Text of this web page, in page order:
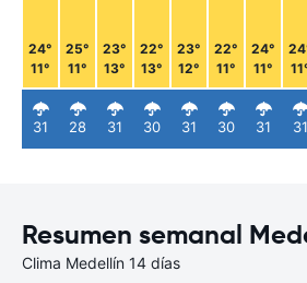
24°
11°
31
25°
11°
28
23°
13°
31
22°
13°
30
23°
12°
31
22°
11°
30
24°
11°
31 31
Resumen semanal
Clima Medellín 14 días